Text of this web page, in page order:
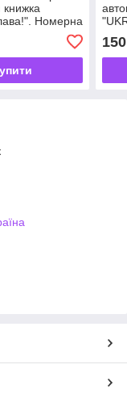
книжка
Номерна
150